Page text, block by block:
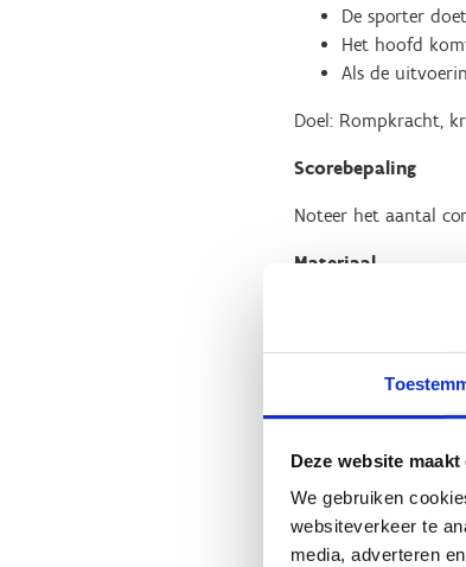
Deze website
We gebruiken
websiteverkeer te
media, adverteren
De sporter
Het hoofd
Als de
Doel: Rompkracht,
Scorebepaling
Noteer het aantal
Materiaal
De sporter
Controleer de
Controleer of